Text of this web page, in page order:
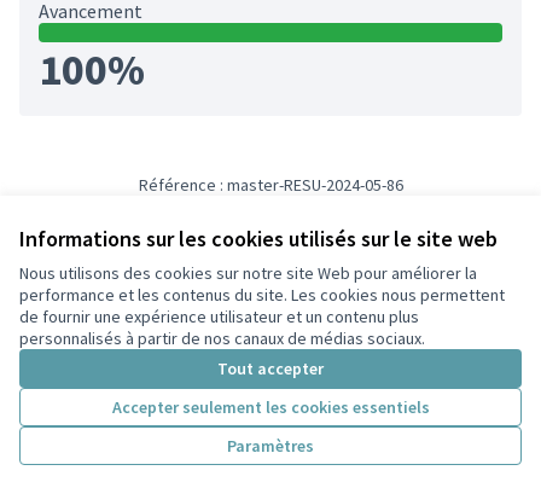
Informations sur les cookies utilisés sur le site web
Nous utilisons des cookies sur notre site Web pour améliorer la
performance et les contenus du site. Les cookies nous permettent
de fournir une expérience utilisateur et un contenu plus
personnalisés à partir de nos canaux de médias sociaux.
Tout accepter
Accepter seulement les cookies essentiels
Paramètres
Avancement
100%
Référence : master-RESU-2024-05-86
Conditions d'utilisation
Paramètres des cookies
Participez Villeurbanne sur X
(Lien externe)
Participez Villeurbanne sur Facebook
Participez Villeurbanne sur Instagram
Participez Villeurbanne sur YouTube
(Lien externe)
Site réalisé grâce aulogiciel libre Decidim .
Licence
(Lien